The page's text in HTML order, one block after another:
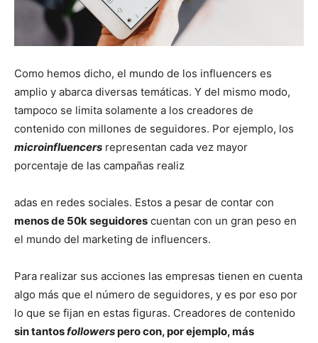
Como hemos dicho, el mundo de los influencers es
amplio y abarca diversas temáticas. Y del mismo modo,
tampoco se limita solamente a los creadores de
contenido con millones de seguidores. Por ejemplo, los
microinfluencers representan cada vez mayor
porcentaje de las campañas realiz
adas en redes sociales. Estos a pesar de contar con
menos de 50k seguidores cuentan con un gran peso en
el mundo del marketing de influencers.
Para realizar sus acciones las empresas tienen en cuenta
algo más que el número de seguidores, y es por eso por
lo que se fijan en estas figuras. Creadores de contenido
sin tantosfollowerspero con, por ejemplo, más